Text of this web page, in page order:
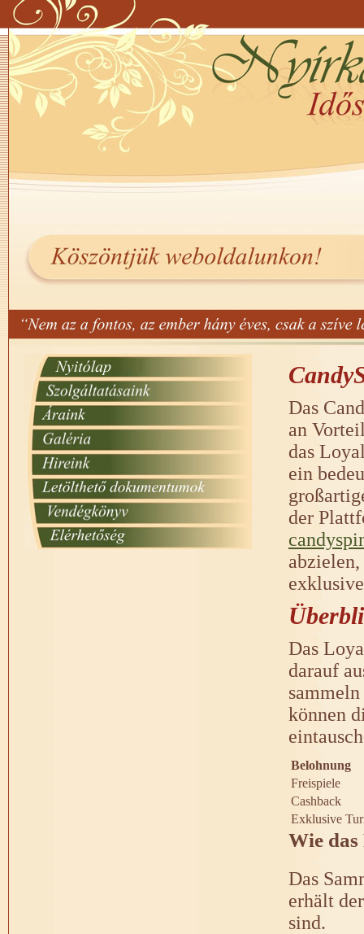
Das
an
das
ein
der
Das
darauf
können
Belohnung
Freispiele
Cashback
Exklusive
Wie
Das
erhält
sind.